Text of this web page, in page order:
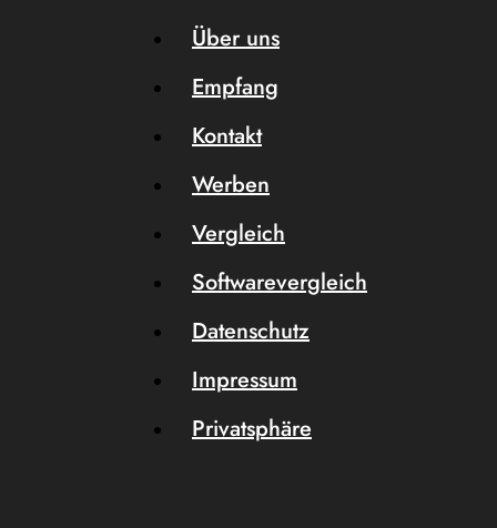
Über uns
Empfang
Kontakt
Werben
Vergleich
Softwarevergleich
Datenschutz
Impressum
Privatsphäre